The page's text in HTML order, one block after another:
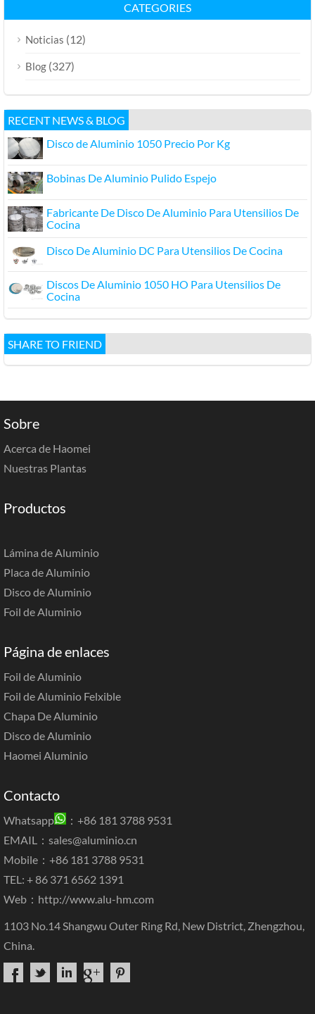
CATEGORIES
Noticias (12)
Blog (327)
RECENT NEWS & BLOG
Disco de Aluminio 1050 Precio Por Kg
Bobinas De Aluminio Pulido Espejo
Fabricante De Disco De Aluminio Para Utensilios De
Cocina
Disco De Aluminio DC Para Utensilios De Cocina
Discos De Aluminio 1050 HO Para Utensilios De
Cocina
SHARE TO FRIEND
Sobre
Acerca de Haomei
Nuestras Plantas
Productos
Lámina de Aluminio
Placa de Aluminio
Disco de Aluminio
Foil de Aluminio
Página de enlaces
Foil de Aluminio
Foil de Aluminio Felxible
Chapa De Aluminio
Disco de Aluminio
Haomei Aluminio
Contacto
Whatsapp
：+86 181 3788 9531
EMAIL： sales@aluminio.cn
Mobile：+86 181 3788 9531
TEL: + 86 371 6562 1391
Web： http://www.alu-hm.com
1103 No.14 Shangwu Outer Ring Rd, New District, Zhengzhou,
China.